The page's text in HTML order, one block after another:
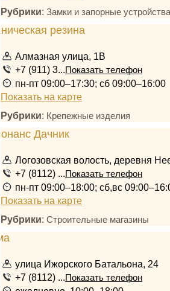
Рубрики: Замки и запорные устройства
Алмазная улица, 1В
+7 (911) 3...Показать телефон
пн-пт 09:00–17:30; сб 09:00–16:00
Показать на карте
Рубрики: Крепежные изделия
Логозовская волость, деревня
+7 (8112) ...Показать телефон
пн-пт 09:00–18:00; сб,вс
Показать на карте
Рубрики: Строительные магазины
улица Ижорского Батальона, 24
+7 (8112) ...Показать телефон